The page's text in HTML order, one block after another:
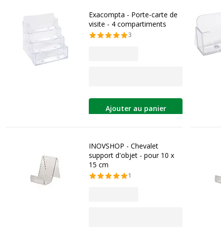
Exacompta - Porte-carte de
visite - 4 compartiments
3
Ajouter au panier
INOVSHOP - Chevalet
support d'objet - pour 10 x
15 cm
1